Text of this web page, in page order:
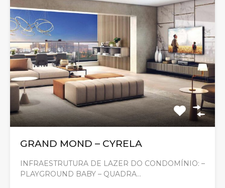
GRAND MOND – CYRELA
INFRAESTRUTURA DE LAZER DO CONDOMÍNIO: –
PLAYGROUND BABY – QUADRA…